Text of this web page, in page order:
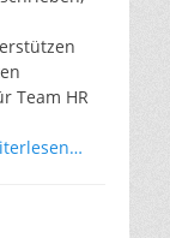
Team HR